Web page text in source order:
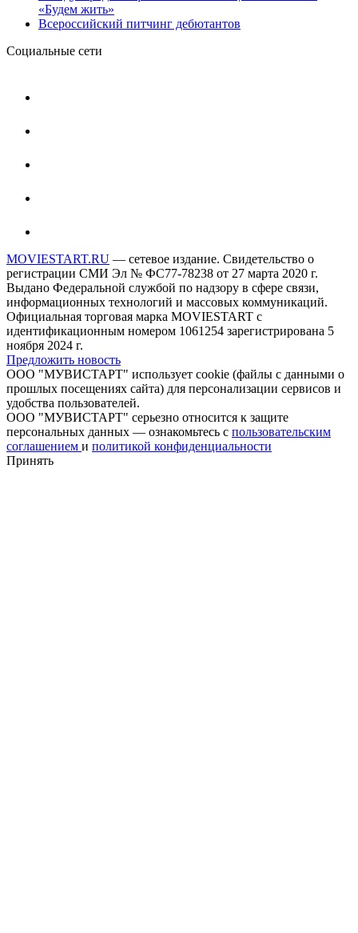
«Будем жить»
Всероссийский питчинг дебютантов
Социальные сети
MOVIESTART.RU — сетевое издание. Свидетельство о
регистрации СМИ Эл № ФС77-78238 от 27 марта 2020 г.
Выдано Федеральной службой по надзору в сфере связи,
информационных технологий и массовых коммуникаций.
Официальная торговая марка MOVIESTART с
идентификационным номером 1061254 зарегистрирована 5
ноября 2024 г.
Предложить новость
ООО "МУВИСТАРТ" использует cookie (файлы с данными о
прошлых посещениях сайта) для персонализации сервисов и
удобства пользователей.
ООО "МУВИСТАРТ" серьезно относится к защите
персональных данных — ознакомьтесь с пользовательским
соглашением и политикой конфиденциальности
Принять